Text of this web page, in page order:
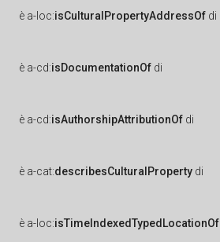
è a-loc:isCulturalPropertyAddressOf di
è a-cd:isDocumentationOf di
è a-cd:isAuthorshipAttributionOf di
è a-cat:describesCulturalProperty di
è a-loc:isTimeIndexedTypedLocationOf